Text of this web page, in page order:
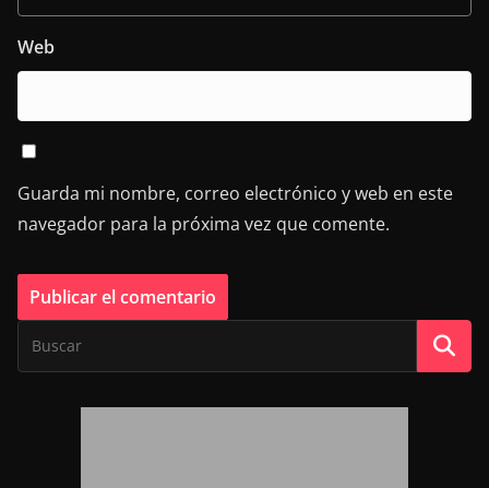
Web
Guarda mi nombre, correo electrónico y web en este
navegador para la próxima vez que comente.